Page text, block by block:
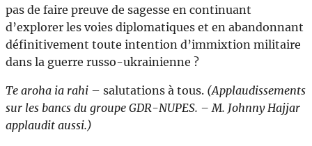
pas de faire preuve de sagesse en continuant
d’explorer les voies diplomatiques et en abandonnant
définitivement toute intention d’immixtion militaire
dans la guerre russo-ukrainienne ?
Te aroha ia rahi – salutations à tous. (Applaudissements
sur les bancs du groupe GDR-NUPES. – M. Johnny Hajjar
applaudit aussi.)